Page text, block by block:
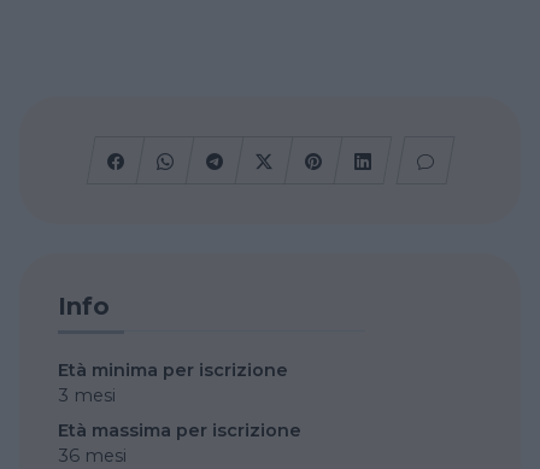
Info
Età minima per iscrizione
3 mesi
Età massima per iscrizione
36 mesi